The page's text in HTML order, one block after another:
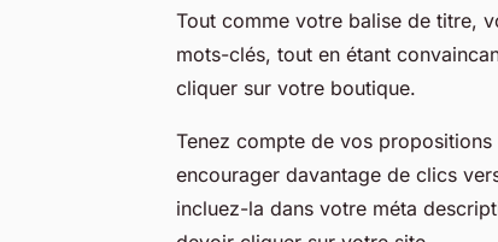
Tout comme votre balise de titre,
mots-clés, tout en étant
cliquer sur votre boutique.
Tenez compte de vos
encourager davantage de clics
incluez-la dans votre méta